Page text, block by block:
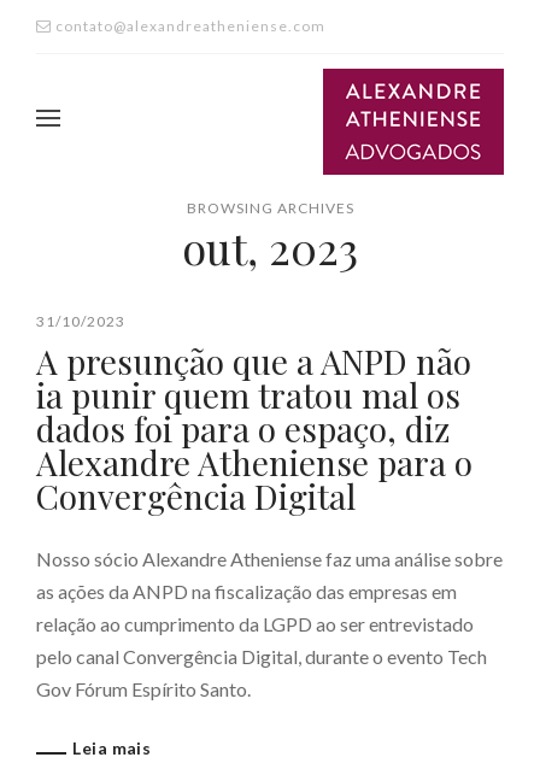
contato@alexandreatheniense.com
BROWSING ARCHIVES
out, 2023
31/10/2023
A presunção que a ANPD não
ia punir quem tratou mal os
dados foi para o espaço, diz
Alexandre Atheniense para o
Convergência Digital
Nosso sócio Alexandre Atheniense faz uma análise sobre
as ações da ANPD na fiscalização das empresas em
relação ao cumprimento da LGPD ao ser entrevistado
pelo canal Convergência Digital, durante o evento Tech
Gov Fórum Espírito Santo.
Leia mais